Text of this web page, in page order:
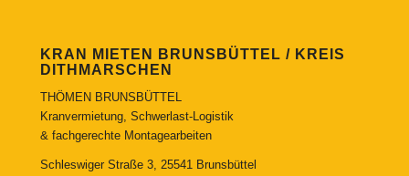
KRAN MIETEN BRUNSBÜTTEL / KREIS
DITHMARSCHEN
THÖMEN BRUNSBÜTTEL
Kranvermietung, Schwerlast-Logistik
& fachgerechte Montagearbeiten
Schleswiger Straße 3, 25541 Brunsbüttel